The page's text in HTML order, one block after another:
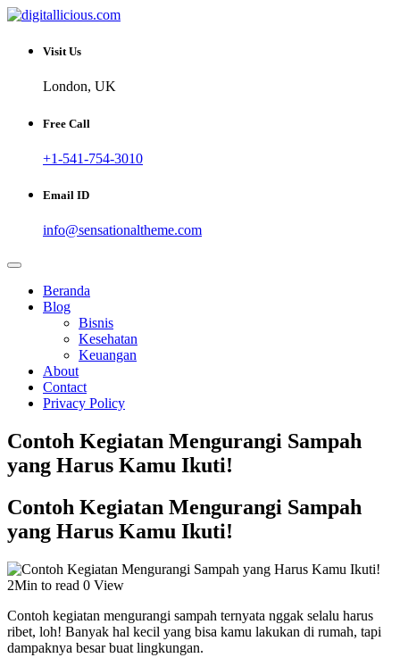
Skip
content
digitallicious.com
Sharing Digital Information
Visit Us
London, UK
Free Call
+1-541-754-3010
Email ID
info@sensationaltheme.com
Beranda
Blog
Bisnis
Kesehatan
Keuangan
About
Contact
Privacy Policy
Contoh Kegiatan Mengurangi Sampah
yang Harus Kamu Ikuti!
Contoh Kegiatan Mengurangi Sampah
yang Harus Kamu Ikuti!
2Min to read 0 View
Contoh kegiatan mengurangi sampah ternyata nggak selalu harus
ribet, loh! Banyak hal kecil yang bisa kamu lakukan di rumah, tapi
dampaknya besar buat lingkungan.